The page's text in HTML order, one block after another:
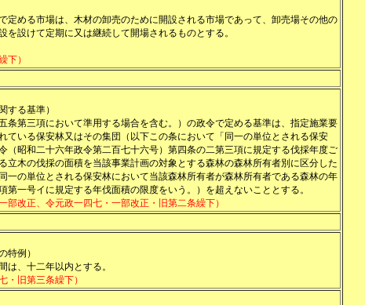
定める市場は、木材の卸売のために開設される市場であって、卸売場その他の
を設けて定期に又は継続して開場されるものとする。
下）
する基準）
五条第三項において準用する場合を含む。）の政令で定める基準は、指定施業要
ている保安林又はその集団（以下この条において「同一の単位とされる保安
（昭和二十六年政令第二百七十六号）第四条の二第三項に規定する伐採年度ご
立木の伐採の面積を当該事業計画の対象とする森林の森林所有者別に区分した
一の単位とされる保安林において当該森林所有者が森林所有者である森林の年
第一号イに規定する年伐面積の限度をいう。）を超えないこととする。
部改正、令元政一四七・一部改正・旧第二条繰下）
特例）
は、十二年以内とする。
・旧第三条繰下）